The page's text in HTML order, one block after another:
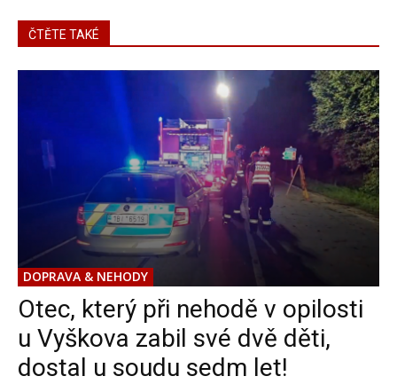
ČTĚTE TAKÉ
DOPRAVA & NEHODY
Otec, který při nehodě v opilosti
u Vyškova zabil své dvě děti,
dostal u soudu sedm let!